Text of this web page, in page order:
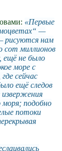
Первые
—
рисуются нам
сот миллионов
ещё не было
море с
сейчас
ещё следов
моря; подобно
потоки